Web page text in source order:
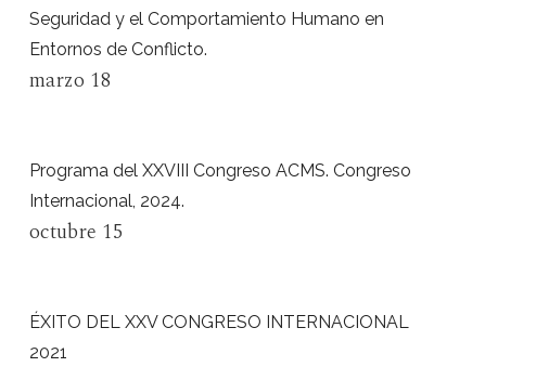
Seguridad y el Comportamiento Humano en
Entornos de Conflicto.
marzo 18
Programa del XXVIII Congreso ACMS. Congreso
Internacional, 2024.
octubre 15
ÉXITO DEL XXV CONGRESO INTERNACIONAL
2021